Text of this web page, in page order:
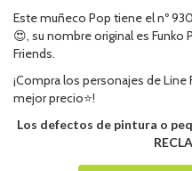
Este muñeco Pop tiene el nº
😍, su nombre original es Funko
Friends.
¡Compra los personajes de
mejor precio⭐!
Los defectos de pintura o